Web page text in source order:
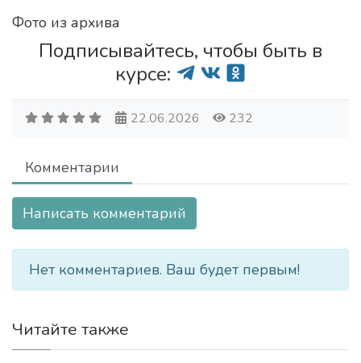
Фото из архива
Подписывайтесь, чтобы быть в
курсе:
22.06.2026 232
Комментарии
Написать комментарий
Нет комментариев. Ваш будет первым!
Читайте также